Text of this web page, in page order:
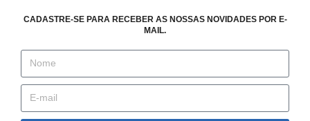
CADASTRE-SE PARA RECEBER AS NOSSAS NOVIDADES POR E-
MAIL.